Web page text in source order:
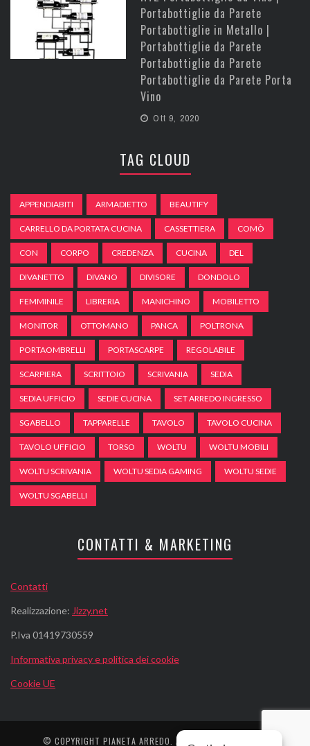
Portabottiglie da Parete
Portabottiglie in Metallo |
Portabottiglie da Parete
Portabottiglie da Parete
Portabottiglie da Parete Porta
Vino
Ott 9, 2020
TAG CLOUD
APPENDIABITI ARMADIETTO BEAUTIFY
CARRELLO DA PORTATA CUCINA CASSETTIERA COMÒ
CON CORPO CREDENZA CUCINA DEL
DIVANETTO DIVANO DIVISORE DONDOLO
FEMMINILE LIBRERIA MANICHINO MOBILETTO
MONITOR OTTOMANO PANCA POLTRONA
PORTAOMBRELLI PORTASCARPE REGOLABILE
SCARPIERA SCRITTOIO SCRIVANIA SEDIA
SEDIA UFFICIO SEDIE CUCINA SET ARREDO INGRESSO
SGABELLO TAPPARELLE TAVOLO TAVOLO CUCINA
TAVOLO UFFICIO TORSO WOLTU WOLTU MOBILI
WOLTU SCRIVANIA WOLTU SEDIA GAMING WOLTU SEDIE
WOLTU SGABELLI
CONTATTI & MARKETING
Contatti
Realizzazione: Jizzy.net
P.Iva 01419730559
Informativa privacy e politica dei cookie
Cookie UE
© COPYRIGHT PIANETA ARREDO . ALL RIGHTS RESERVED.